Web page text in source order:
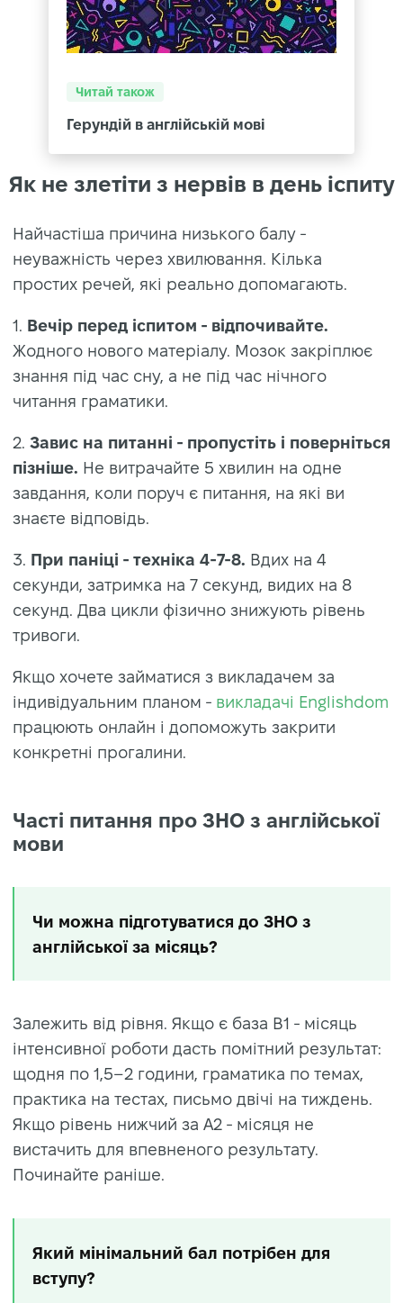
Читай також
Герундій в англійській мові
Як не злетіти з нервів в день іспиту
Найчастіша причина низького балу -
неуважність через хвилювання. Кілька
простих речей, які реально допомагають.
1. Вечір перед іспитом - відпочивайте.
Жодного нового матеріалу. Мозок закріплює
знання під час сну, а не під час нічного
читання граматики.
2. Завис на питанні - пропустіть і поверніться
пізніше. Не витрачайте 5 хвилин на одне
завдання, коли поруч є питання, на які ви
знаєте відповідь.
3. При паніці - техніка 4-7-8. Вдих на 4
секунди, затримка на 7 секунд, видих на 8
секунд. Два цикли фізично знижують рівень
тривоги.
Якщо хочете займатися з викладачем за
індивідуальним планом - викладачі Englishdom
працюють онлайн і допоможуть закрити
конкретні прогалини.
Часті питання про ЗНО з англійської
мови
Чи можна підготуватися до ЗНО з
англійської за місяць?
Залежить від рівня. Якщо є база B1 - місяць
інтенсивної роботи дасть помітний результат:
щодня по 1,5–2 години, граматика по темах,
практика на тестах, письмо двічі на тиждень.
Якщо рівень нижчий за A2 - місяця не
вистачить для впевненого результату.
Починайте раніше.
Який мінімальний бал потрібен для
вступу?